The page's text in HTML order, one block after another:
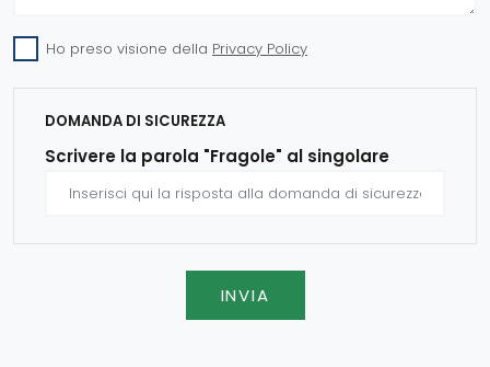
Ho preso visione della Privacy Policy
DOMANDA DI SICUREZZA
Scrivere la parola "Fragole" al singolare
INVIA